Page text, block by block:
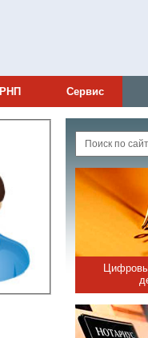
РНП Сервис